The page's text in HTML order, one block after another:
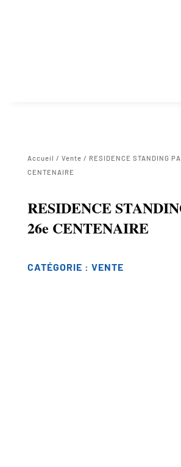
Accueil / Vente / RESIDENCE STANDING
CENTENAIRE
RESIDENCE
26e CENTENAIRE
CATÉGORIE : VENTE